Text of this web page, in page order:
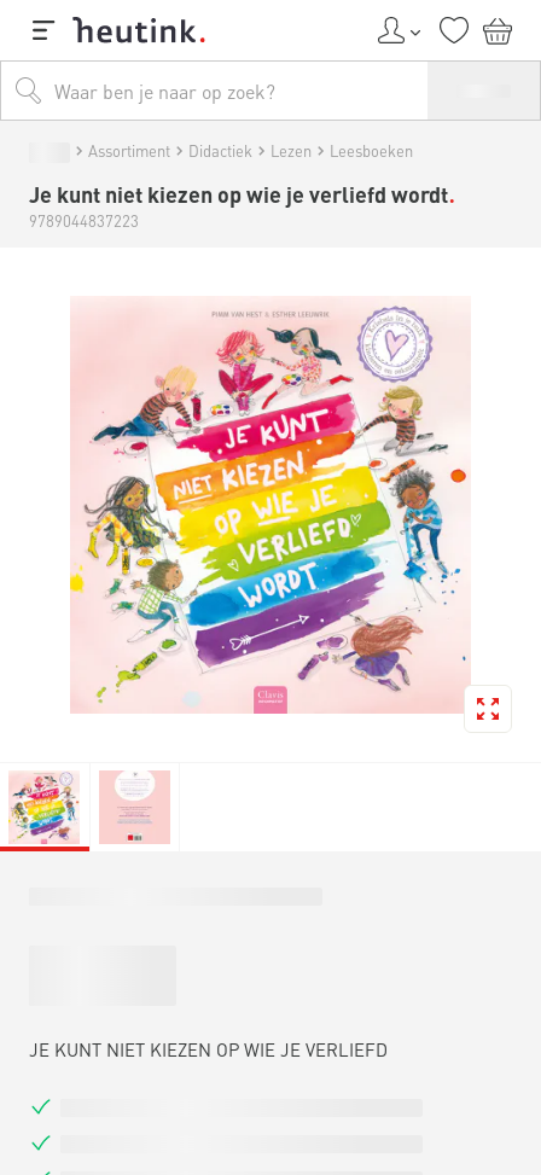
Assortiment Didactiek Lezen Leesboeken
Je kunt niet kiezen op wie je verliefd wordt
9789044837223
JE KUNT NIET KIEZEN OP WIE JE VERLIEFD